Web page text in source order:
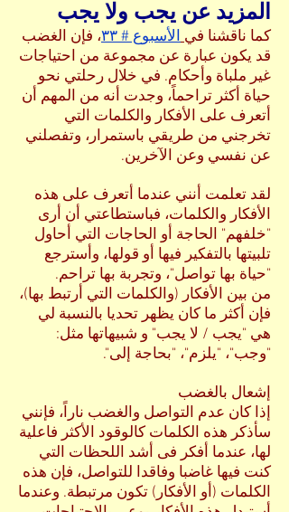
المزيد عن يجب ولا يجب
كما ناقشنا في الأسبوع # ٣٣
، فإن الغضب
قد يكون عبارة عن مجموعة من احتياجات
غير ملباة وأحكام. في خلال رحلتي نحو
حياة أكثر تراحماً، وجدت أنه من المهم أن
أتعرف على الأفكار والكلمات التي
تخرجني من طريقي باستمرار، وتفصلني
عن نفسي وعن الآخرين.
لقد تعلمت أنني عندما أتعرف على هذه
الأفكار والكلمات، فباستطاعتي أن أرى
"خلفهم" الحاجة أو الحاجات التي أحاول
تلبيتها بالتفكير فيها أو قولها، وأسترجع
"حياة بها تواصل"، وتجربة بها تراحم.
من بين الأفكار (والكلمات التي أرتبط بها)،
فإن أكثر ما كان يظهر تحديا بالنسبة لي
هي "يجب / لا يجب" و شبيهاتها مثل:
"وجب"، "يلزم"، "بحاجة إلى".
إشعال بالغضب
إذا كان عدم التواصل والغضب ناراً، فإنني
سأذكر هذه الكلمات كالوقود الأكثر فاعلية
لها، عندما أفكر فى أشد اللحظات التي
كنت فيها غاضبا وفاقدا للتواصل، فإن هذه
الكلمات (أو الأفكار) تكون مرتبطة. وعندما